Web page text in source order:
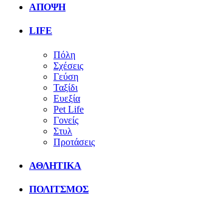
ΑΠΟΨΗ
LIFE
Πόλη
Σχέσεις
Γεύση
Ταξίδι
Ευεξία
Pet Life
Γονείς
Στυλ
Προτάσεις
ΑΘΛΗΤΙΚΑ
ΠΟΛΙΤΣΜΟΣ